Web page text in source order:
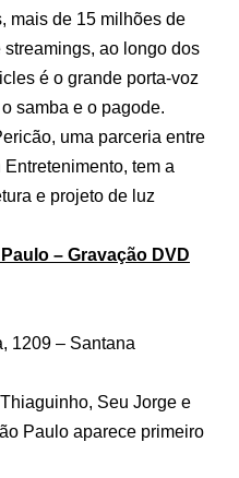
, mais de 15 milhões de
ao longo dos
é o grande porta-voz
samba e o pagode.
uma parceria entre
tem a
e projeto de luz
– Gravação DVD
1209 – Santana
Seu Jorge e
Paulo aparece primeiro